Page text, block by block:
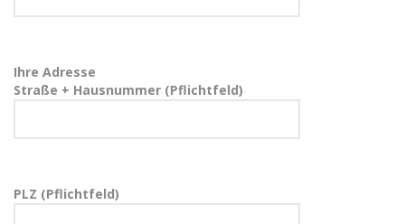
Ihre Adresse
Straße + Hausnummer (Pflichtfeld)
PLZ (Pflichtfeld)